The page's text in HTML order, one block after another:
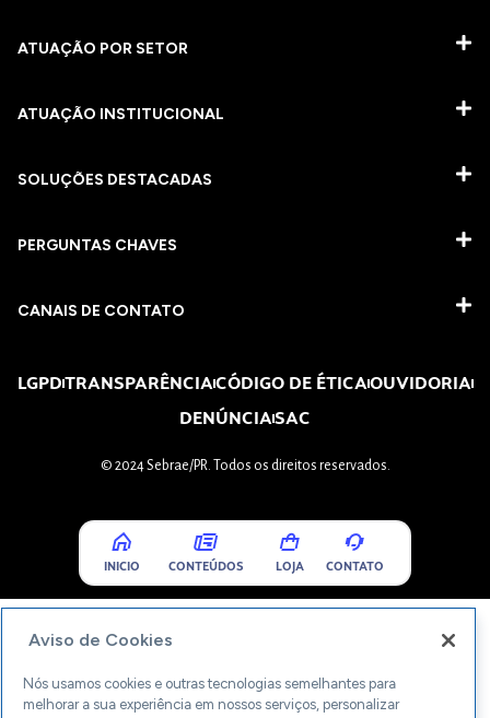
ATUAÇÃO POR SETOR
ATUAÇÃO INSTITUCIONAL
SOLUÇÕES DESTACADAS
PERGUNTAS CHAVES​
CANAIS DE CONTATO
LGPDTRANSPARÊNCIACÓDIGO DE ÉTICAOUVIDORIA
DENÚNCIASAC
© 2024 Sebrae/PR. Todos os direitos reservados.
INICIO CONTEÚDOS LOJA CONTATO
Aviso de Cookies
Nós usamos cookies e outras tecnologias semelhantes para
melhorar a sua experiência em nossos serviços, personalizar